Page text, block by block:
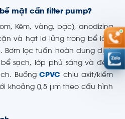
mặt cần filter pump?
Kẽm, vàng, bạc), anodizing
và hạt lơ lửng trong bể làm
Bơm lọc tuần hoàn dung dịch
sạch, lớp phủ sáng và đều,
BuồngCPVC chịu axit/kiềm
khoảng 0,5 µm theo cấu hình